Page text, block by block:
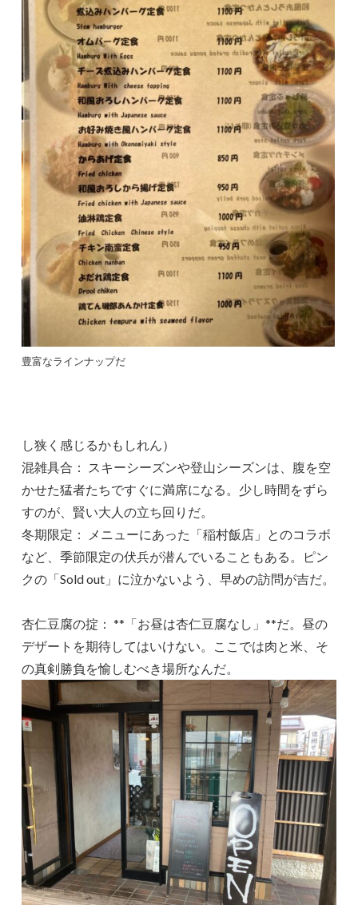
豊富なラインナップだ
し狭く感じるかもしれん）
混雑具合： スキーシーズンや登山シーズンは、腹を空
かせた猛者たちですぐに満席になる。少し時間をずら
すのが、賢い大人の立ち回りだ。
冬期限定： メニューにあった「稲村飯店」とのコラボ
など、季節限定の伏兵が潜んでいることもある。ピン
クの「Sold out」に泣かないよう、早めの訪問が吉だ。
杏仁豆腐の掟： **「お昼は杏仁豆腐なし」**だ。昼の
デザートを期待してはいけない。ここでは肉と米、そ
の真剣勝負を愉しむべき場所なんだ。